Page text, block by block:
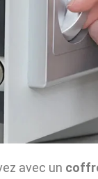
avec un